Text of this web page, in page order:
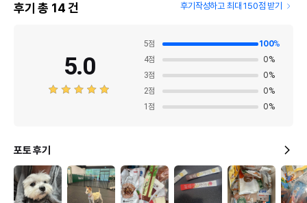
후기 총 14건 후기작성하고 최대 150점 받기
5.0
5점 100%
4점 0%
3점 0%
2점 0%
1 점 0%
포토 후기